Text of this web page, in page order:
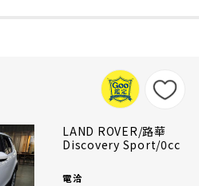
LAND ROVER/路華
Discovery Sport/0cc
電洽